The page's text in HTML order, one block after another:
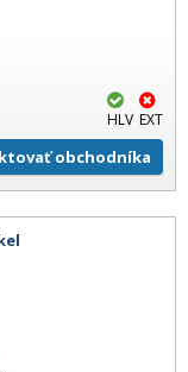
HLV EXT
obchodníka